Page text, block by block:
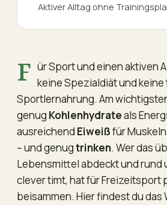
Für Sport und einen aktiven Alltag brauchst du keine Spezialdiät und keine
Sportlernahrung. Am
genug Kohlenhydrateals
ausreichend Eiweißfür
– und genugtrinken. Wer das
Lebensmittel abdeckt und rund
clever timt, hat für Freizeitsport
beisammen. Hier findest du das
Aktiver Alltag ohne